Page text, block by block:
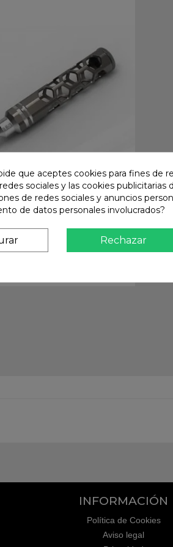
INFORMACIÓN
Política de Cookies
Aviso legal
que aceptes cookies para fines de
sociales y las cookies publicitarias
de redes sociales y anuncios
de datos personales involucrados?
Rechazar